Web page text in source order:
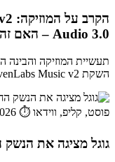
Audio 3.0 – האם זה הסוף של Suno AI?
תעשיית המוזיקה
השקת ElevenLabs Music v2 ו-Stable Audio 3.0, חברות הענק מצ...
פוסט, קליפ, ווידאו ⏱️ 20/05/2026
גוגל מציגה את